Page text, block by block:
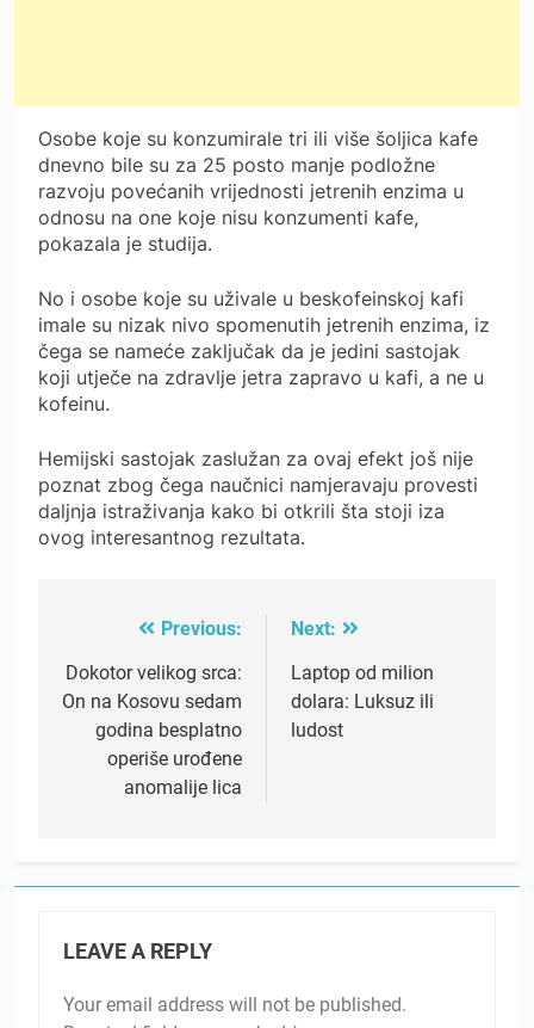
Osobe koje su konzumirale tri ili više šoljica kafe
dnevno bile su za 25 posto manje podložne
razvoju povećanih vrijednosti jetrenih enzima u
odnosu na one koje nisu konzumenti kafe,
pokazala je studija.
No i osobe koje su uživale u beskofeinskoj kafi
imale su nizak nivo spomenutih jetrenih enzima, iz
čega se nameće zaključak da je jedini sastojak
koji utječe na zdravlje jetra zapravo u kafi, a ne u
kofeinu.
Hemijski sastojak zaslužan za ovaj efekt još nije
poznat zbog čega naučnici namjeravaju provesti
daljnja istraživanja kako bi otkrili šta stoji iza
ovog interesantnog rezultata.
navigation
Previous:
Dokotor velikog srca:
On na Kosovu sedam
godina besplatno
operiše urođene
anomalije lica
Next:
Laptop od milion
dolara: Luksuz ili
ludost
LEAVE A REPLY
Your email address will not be published.